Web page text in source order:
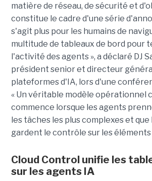
matière de réseau, de sécurité et
constitue le cadre d'une série
s'agit plus pour les humains de
multitude de tableaux de bord pour
l'activité des agents », a déclaré DJ
président senior et directeur
plateformes d'IA, lors d'une
« Un véritable modèle opérationnel
commence lorsque les agents
les tâches les plus complexes et que
gardent le contrôle sur les éléments
Cloud Control unifie les
sur les agents IA